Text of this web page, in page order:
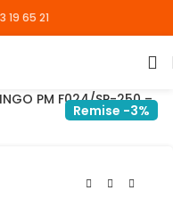
19 65 21
Remise -3%